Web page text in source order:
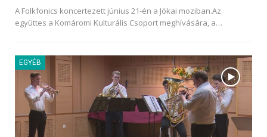
A Folkfonics koncertezett június 21-én a Jókai moziban.Az
együttes a Komáromi Kulturális Csoport meghívására, a…
EGYÉB